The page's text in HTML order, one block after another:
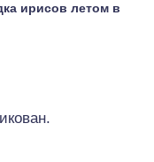
ирисов летом в